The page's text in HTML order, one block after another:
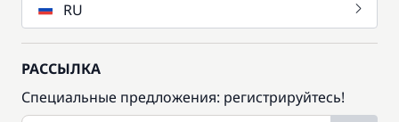
RU
РАССЫЛКА
Специальные предложения: регистрируйтесь!